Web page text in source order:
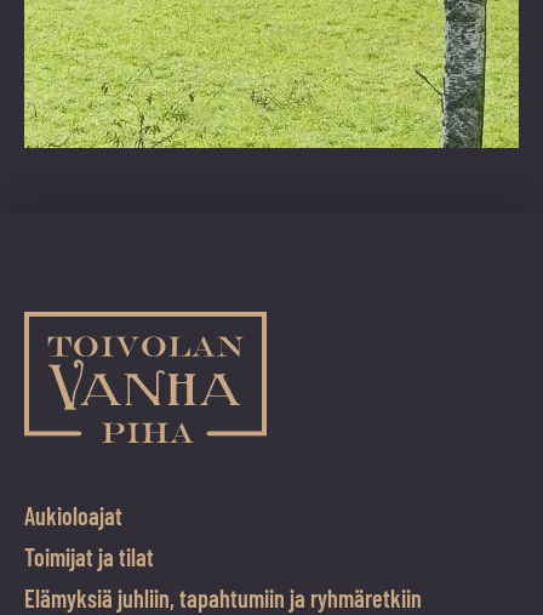
Aukioloajat
Toimijat ja tilat
Elämyksiä juhliin, tapahtumiin ja ryhmäretkiin